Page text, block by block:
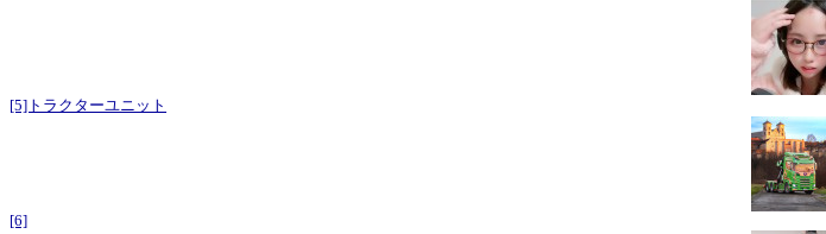
[5]トラクターユニット
[6]